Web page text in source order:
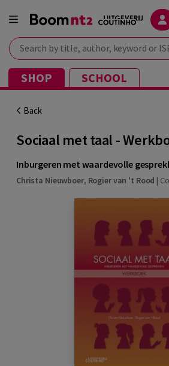
Search by title, author, keyword or ISBN
SHOP SCHOOL
Back
Sociaal met taal -
Inburgeren met waardevolle
Christa Nieuwboer, Rogier van 't Rood |